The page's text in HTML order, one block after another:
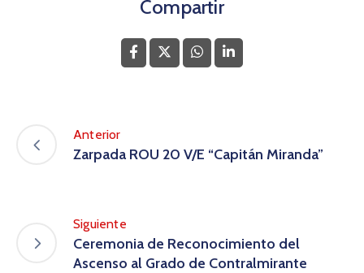
Compartir
Anterior
Zarpada ROU 20 V/E “Capitán Miranda”
Siguiente
Ceremonia de Reconocimiento del
Ascenso al Grado de Contralmirante